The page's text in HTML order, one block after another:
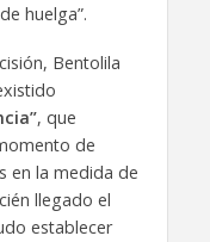
huelga”.
Bentolila
, que
de
en la medida de
llegado el
establecer